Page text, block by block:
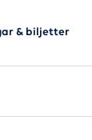
& biljetter